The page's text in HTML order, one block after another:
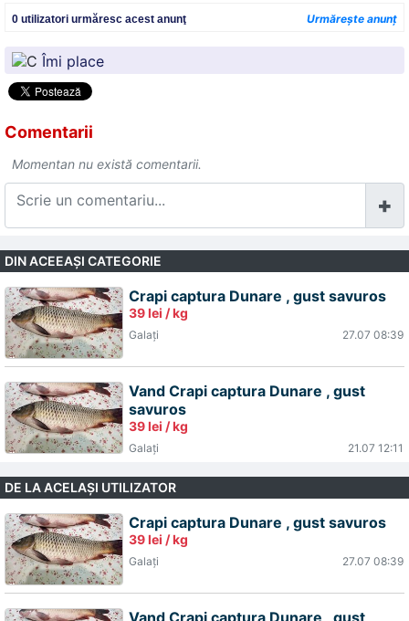
0 utilizatori urmăresc acest anunţ Urmăreşte anunţ
Îmi place
Comentarii
Momentan nu există comentarii.
DIN ACEEAŞI CATEGORIE
Crapi captura Dunare , gust savuros
39 lei / kg
Galaţi 27.07 08:39
Vand Crapi captura Dunare , gust
savuros
39 lei / kg
Galaţi 21.07 12:11
DE LA ACELAŞI UTILIZATOR
Crapi captura Dunare , gust savuros
39 lei / kg
Galaţi 27.07 08:39
Vand Crapi captura Dunare , gust